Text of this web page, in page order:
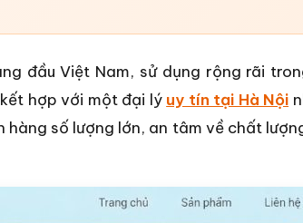
đầu Việt Nam, sử dụng rộng rãi
hợp với một đại lý uy tín tại Hà Nội
số lượng lớn, an tâm về chất